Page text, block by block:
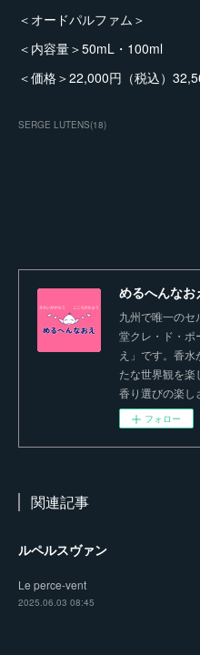
＜オードパルファム＞
＜内容量＞50mL・100ml
＜価格＞22,000円（税込）
SERGE LUTENS(18)
めるへんなお
九州で唯一の
堂クレ・ド・ポ
え」です。香
たな世界観を楽
香り選びの楽し
フォロー
関連記事
ルペルスヴァン
Le perce-vent
2025.06.03 08:45